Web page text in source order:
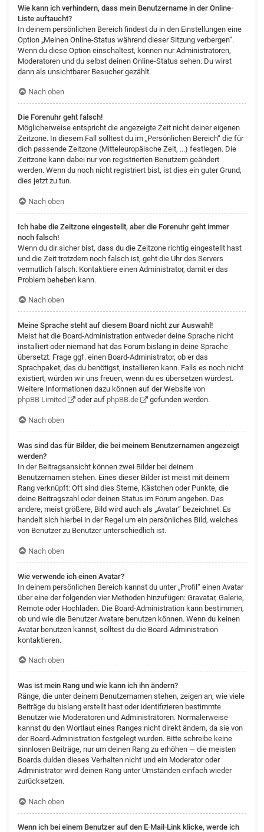
Wie kann ich verhindern, dass mein Benutzername in der Online-
Liste auftaucht?
In deinem persönlichen Bereich findest du in den Einstellungen eine
Option „Meinen Online-Status während dieser Sitzung verbergen“.
Wenn du diese Option einschaltest, können nur Administratoren,
Moderatoren und du selbst deinen Online-Status sehen. Du wirst
dann als unsichtbarer Besucher gezählt.
Nach oben
Die Forenuhr geht falsch!
Möglicherweise entspricht die angezeigte Zeit nicht deiner eigenen
Zeitzone. In diesem Fall solltest du im „Persönlichen Bereich“ die für
dich passende Zeitzone (Mitteleuropäische Zeit, ...) festlegen. Die
Zeitzone kann dabei nur von registrierten Benutzern geändert
werden. Wenn du noch nicht registriert bist, ist dies ein guter Grund,
dies jetzt zu tun.
Nach oben
Ich habe die Zeitzone eingestellt, aber die Forenuhr geht immer
noch falsch!
Wenn du dir sicher bist, dass du die Zeitzone richtig eingestellt hast
und die Zeit trotzdem noch falsch ist, geht die Uhr des Servers
vermutlich falsch. Kontaktiere einen Administrator, damit er das
Problem beheben kann.
Nach oben
Meine Sprache steht auf diesem Board nicht zur Auswahl!
Meist hat die Board-Administration entweder deine Sprache nicht
installiert oder niemand hat das Forum bislang in deine Sprache
übersetzt. Frage ggf. einen Board-Administrator, ob er das
Sprachpaket, das du benötigst, installieren kann. Falls es noch nicht
existiert, würden wir uns freuen, wenn du es übersetzen würdest.
Weitere Informationen dazu können auf der Website von
phpBB Limited
oder auf phpBB.de gefunden werden.
Nach oben
Was sind das für Bilder, die bei meinem Benutzernamen angezeigt
werden?
In der Beitragsansicht können zwei Bilder bei deinem
Benutzernamen stehen. Eines dieser Bilder ist meist mit deinem
Rang verknüpft: Oft sind dies Sterne, Kästchen oder Punkte, die
deine Beitragszahl oder deinen Status im Forum angeben. Das
andere, meist größere, Bild wird auch als „Avatar“ bezeichnet. Es
handelt sich hierbei in der Regel um ein persönliches Bild, welches
von Benutzer zu Benutzer unterschiedlich ist.
Nach oben
Wie verwende ich einen Avatar?
In deinem persönlichen Bereich kannst du unter „Profil“ einen Avatar
über eine der folgenden vier Methoden hinzufügen: Gravatar, Galerie,
Remote oder Hochladen. Die Board-Administration kann bestimmen,
ob und wie die Benutzer Avatare benutzen können. Wenn du keinen
Avatar benutzen kannst, solltest du die Board-Administration
kontaktieren.
Nach oben
Was ist mein Rang und wie kann ich ihn ändern?
Ränge, die unter deinem Benutzernamen stehen, zeigen an, wie viele
Beiträge du bislang erstellt hast oder identifizieren bestimmte
Benutzer wie Moderatoren und Administratoren. Normalerweise
kannst du den Wortlaut eines Ranges nicht direkt ändern, da sie von
der Board-Administration festgelegt wurden. Bitte schreibe keine
sinnlosen Beiträge, nur um deinen Rang zu erhöhen — die meisten
Boards dulden dieses Verhalten nicht und ein Moderator oder
Administrator wird deinen Rang unter Umständen einfach wieder
zurücksetzen.
Nach oben
Wenn ich bei einem Benutzer auf den E-Mail-Link klicke, werde ich